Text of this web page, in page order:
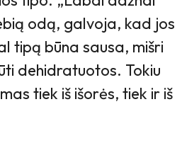
odą, galvoja, kad jos
tipą būna sausa, mišri
dehidratuotos. Tokiu
tiek iš išorės, tiek ir iš